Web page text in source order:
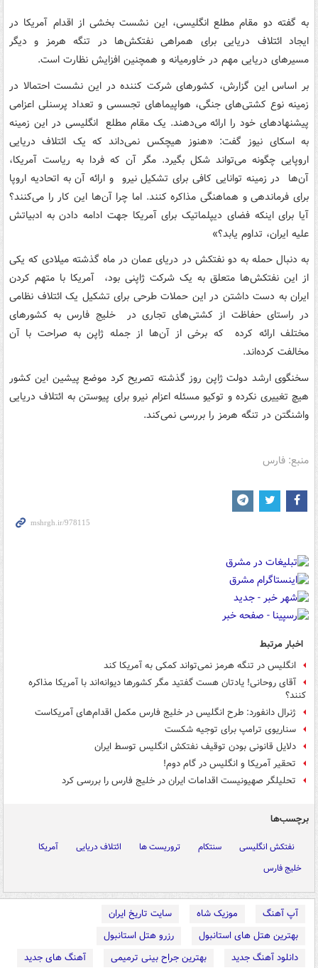
به گفته دو مقام مطلع انگلیسی، این نشست بخشی از اقدام آمریکا در
ایجاد ائتلاف دریایی برای همراهی نفتکش‌ها در تنگه هرمز و دیگر
مسیرهای دریایی مهم در خاورمیانه و همچنین افزایش نظارت است.
بر اساس این گزارش، کشورهای شرکت کننده در این نشست احتمالا در
زمینه نوع کشتی‌های جنگی، هواپیماهای تجسسی و تعداد پرسنلی اعزامی
پیشنهادهای خود را ارائه می‌دهند. یک مقام مطلع انگلیسی در این زمینه
به اسکای نیوز گفت: «هنوز هیچکس نمی‌داند که یک ائتلاف دریایی
اروپایی چگونه می‌تواند شکل بگیرد. مگر آن که فردا به ریاست آمریکا،
آن‌ها در زمینه توانایی کافی برای تشکیل نیرو و ارائه آن به اتحادیه اروپا
برای فرماندهی و هماهنگی مذاکره کنند. اما چرا آن‌ها این کار را می‌کنند؟
آیا برای اینکه فضای دیپلماتیک برای آمریکا جهت ادامه دادن به ادبیاتش
علیه ایران، تداوم یابد؟»
به دنبال حمله به دو نفتکش در دریای عمان در ماه گذشته میلادی که یکی
از این نفتکش‌ها متعلق به یک شرکت ژاپنی بود، آمریکا با متهم کردن
ایران به دست داشتن در این حملات طرحی برای تشکیل یک ائتلاف نظامی
در راستای حفاظت از کشتی‌های تجاری در خلیج فارس به کشورهای
مختلف ارائه کرده که برخی از آن‌ها از جمله ژاپن به صراحت با آن
مخالفت کرده‌اند.
سخنگوی ارشد دولت ژاپن روز گذشته تصریح کرد موضع پیشین این کشور
هیچ تغییری نکرده و توکیو مسئله اعزام نیرو برای پیوستن به ائتلاف دریایی
واشنگتن در تنگه هرمز را بررسی نمی‌کند.
منبع: فارس
اخبار مرتبط
انگلیس در تنگه هرمز نمی‌تواند کمکی به آمریکا کند
آقای روحانی! یادتان هست گفتید مگر کشورها دیوانه‌اند با آمریکا مذاکره
کنند؟
ژنرال دانفورد: طرح انگلیس در خلیج فارس مکمل اقدام‌های آمریکاست
سناریوی ترامپ برای توجیه شکست
دلایل قانونی بودن توقیف نفتکش انگلیس توسط ایران
تحقیر آمریکا و انگلیس در گام دوم!
تحلیلگر صهیونیست اقدامات ایران در خلیج فارس را بررسی کرد
برچسب‌ها
نفتکش انگلیسی سنتکام تروریست ها ائتلاف دریایی
آمریکا
خلیج فارس
آپ آهنگ موزیک شاه
سایت تاریخ ایران
بهترین هتل های استانبول
رزرو هتل استانبول
دانلود آهنگ جدید
بهترین جراح بینی ترمیمی
آهنگ های جدید